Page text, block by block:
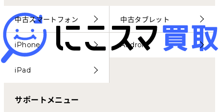
マイページ
中古スマートフォン 中古タブレット
iPhone Android
iPad
サポートメニュー